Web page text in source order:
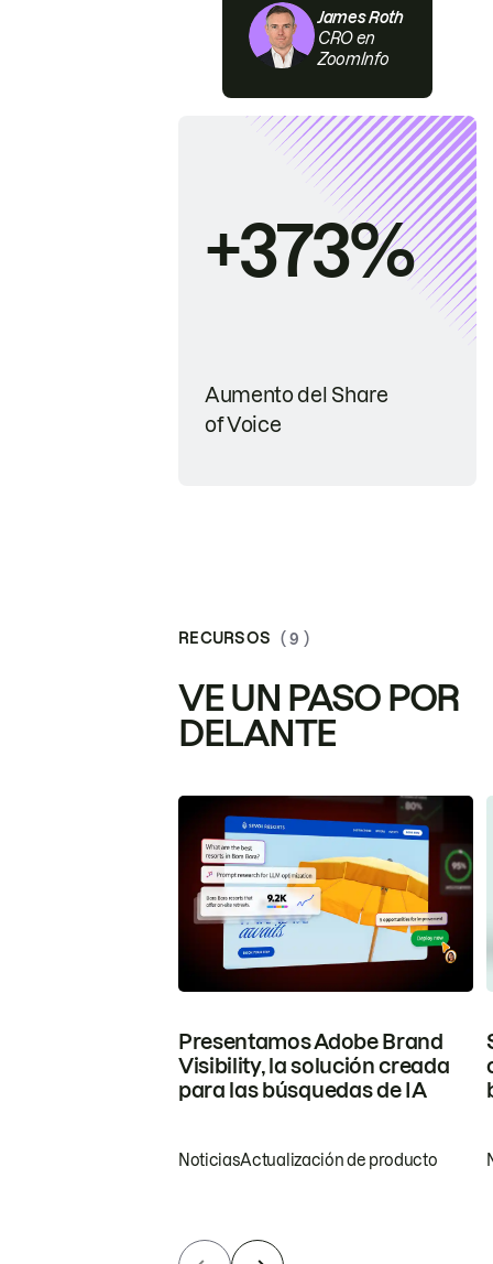
James Roth
CRO en
ZoomInfo
+373%
Aumento del Share
of Voice
RECURSOS ( 9 )
VE UN PASO POR
DELANTE
Presentamos Adobe Brand
Visibility, la solución creada
para las búsquedas de IA
NoticiasActualización de producto